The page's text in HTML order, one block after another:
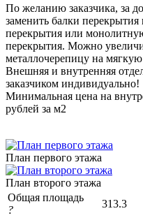
По желанию заказчика, за
заменить балки
перекрытия или
перекрытия. Можно
металлочерепицу на
Внешняя и внутренняя
заказчиком индивидуально!
Минимальная цена на
рублей за м2
План первого этажа
План второго этажа
Общая площадь
?
313.3